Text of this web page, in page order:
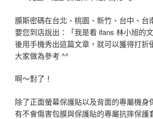
膜斯密碼在台北、桃園、新竹、台中、台
要您到店說出：「我是看 ifans 林小旭的
後用手機秀出這篇文章，就可以獲得打折
大家做為參考 ^^
啊～對了！
除了正面螢幕保護貼以及背面的專屬機身
有不會傷害包膜與保護貼的專屬抗摔保護